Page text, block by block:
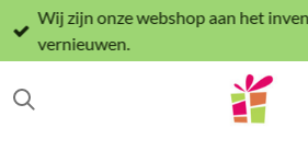
Ga
direct
de
Wij zijn onze webshop aan het
vernieuwen.